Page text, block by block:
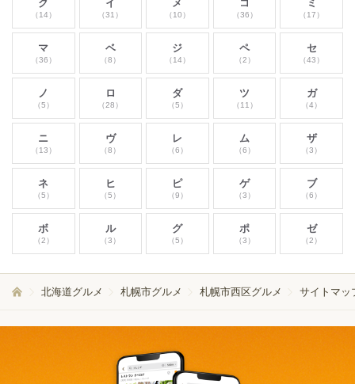
ク
（14）
イ
（31）
メ
（10）
コ
（36）
ミ
（17）
マ
（36）
ベ
（8）
ジ
（14）
ペ
（2）
セ
（43）
ノ
（5）
ロ
（28）
ダ
（5）
ツ
（11）
ガ
（4）
ニ
（13）
ヴ
（8）
レ
（6）
ム
（6）
ザ
（3）
ネ
（5）
ヒ
（5）
ピ
（9）
ゲ
（3）
ブ
（6）
ボ
（2）
ル
（3）
グ
（5）
ポ
（3）
ゼ
（2）
北海道グルメ 札幌市グルメ 札幌市西区グルメ サイトマッ